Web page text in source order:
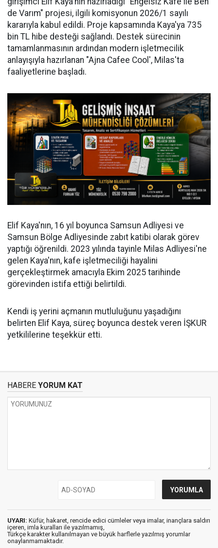
de Varım" projesi, ilgili komisyonun 2026/1 sayılı
kararıyla kabul edildi. Proje kapsamında Kaya'ya 735
bin TL hibe desteği sağlandı. Destek sürecinin
tamamlanmasının ardından modern işletmecilik
anlayışıyla hazırlanan "Ajna Cafee Cool', Milas'ta
faaliyetlerine başladı.
Elif Kaya'nın, 16 yıl boyunca Samsun Adliyesi ve
Samsun Bölge Adliyesinde zabıt katibi olarak görev
yaptığı öğrenildi. 2023 yılında tayinle Milas Adliyesi'ne
gelen Kaya'nın, kafe işletmeciliği hayalini
gerçekleştirmek amacıyla Ekim 2025 tarihinde
görevinden istifa ettiği belirtildi.
Kendi iş yerini açmanın mutluluğunu yaşadığını
belirten Elif Kaya, süreç boyunca destek veren İŞKUR
yetkililerine teşekkür etti.
HABERE YORUM KAT
UYARI: Küfür, hakaret, rencide edici cümleler veya imalar, inançlara saldırı
içeren, imla kuralları ile yazılmamış,
Türkçe karakter kullanılmayan ve büyük harflerle yazılmış yorumlar
onaylanmamaktadır.